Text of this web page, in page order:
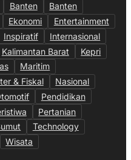
Banten
Banten
Ekonomi
Entertainment
Inspiratif
Internasional
Kalimantan Barat
Kepri
Maritim
& Fiskal
Nasional
Pendidikan
Pertanian
Technology
Wisata